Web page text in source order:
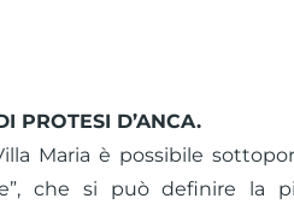
PROTESI D’ANCA.
Maria è possibile
che si può definire la